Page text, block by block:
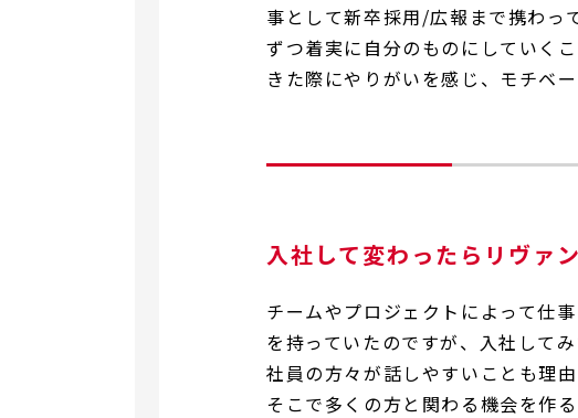
事として新卒採用/広報まで携わっ
ずつ着実に自分のものにしていく
きた際にやりがいを感じ、モチベ
入社して変わったらリヴァ
チームやプロジェクトによって仕
を持っていたのですが、入社して
社員の方々が話しやすいことも理
そこで多くの方と関わる機会を作